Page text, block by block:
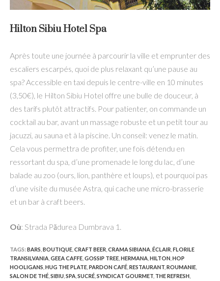
Hilton Sibiu Hotel Spa
Après toute une journée à parcourir la ville et emprunter des
escaliers escarpés, quoi de plus relaxant qu’une pause au
spa? Accessible en taxi depuis le centre-ville en 10 minutes
(3,50€), le Hilton Sibiu Hotel offre une bulle de douceur, à
des tarifs plutôt attractifs. Pour patienter, on commande un
cocktail au bar, avant un massage robuste et un petit tour au
jacuzzi, au sauna et à la piscine. Un conseil: venez le matin.
Cela vous permettra de profiter, une fois détendu en
ressortant du spa, d’une promenade le long du lac, d’une
balade au zoo (ours, lion, panthère et loups), et pourquoi pas
d’une visite du musée Astra, qui cache une micro-brasserie
et un bar à craft beers.
Où: Strada Pădurea Dumbrava 1.
TAGS: BARS BOUTIQUE CRAFT BEER CRAMA SIBIANA ÉCLAIR FLORILE
TRANSILVANIA GEEA CAFFE GOSSIP TREE HERMANA HILTON HOP
HOOLIGANS HUG THE PLATE PARDON CAFÉ RESTAURANT ROUMANIE
SALON DE THÉ SIBIU SPA SUCRÉ SYNDICAT GOURMET THE REFRESH